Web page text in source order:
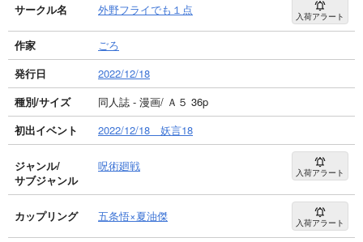
サークル名 外野フライでも１点 入荷アラート
作家
ごろ
発行日
2022/12/18
種別/サイズ
同人誌 - 漫画/ Ａ５ 36p
初出イベント
2022/12/18 妖言18
ジャンル/
サブジャンル
呪術廻戦 入荷アラート
カップリング 五条悟×夏油傑 入荷アラート